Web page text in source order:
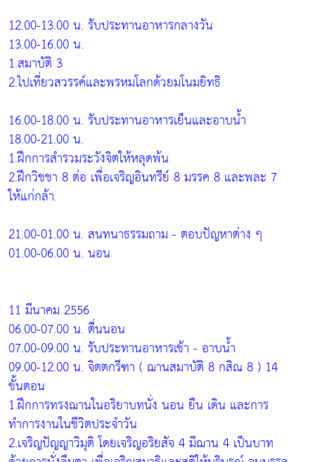
12.00-13.00 น. รับประทานอาหารกลางวัน
13.00-16.00 น.
1.สมาบัติ 3
2.ไปเที่ยวสวรรค์และพรหมโลกด้วยมโนมยิทธิ
16.00-18.00 น. รับประทานอาหารเย็นและอาบน้ำ
18.00-21.00 น.
1.ฝึกการสำรวมระวังจิตให้หลุดพ้น
2.ฝึกวิชชา 8 ต่อ เพื่อเจริญอินทรีย์ 8 มรรค 8 และพละ 7
ให้แก่กล้า.
21.00-01.00 น. สนทนาธรรมถาม - ตอบปัญหาต่าง ๆ
01.00-06.00 น. นอน
11 มีนาคม 2556
06.00-07.00 น. ตื่นนอน
07.00-09.00 น. รับประทานอาหารเช้า - อาบน้ำ
09.00-12.00 น. จิตตกรีฑา ( ฌานสมาบัติ 8 กสิณ 8 ) 14
ขั้นตอน
1.ฝึกการทรงฌานในอริยาบทนั่ง นอน ยืน เดิน และการ
ทำการงานในชีวิตประจำวัน
2.เจริญปัญญาวิมุติ โดยเจริญอริยสัจ 4 มีฌาน 4 เป็นบาท